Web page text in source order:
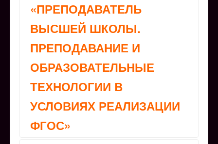
«ПРЕПОДАВАТЕЛЬ
ВЫСШЕЙ ШКОЛЫ.
ПРЕПОДАВАНИЕ И
ОБРАЗОВАТЕЛЬНЫЕ
ТЕХНОЛОГИИ В
УСЛОВИЯХ РЕАЛИЗАЦИИ
ФГОС»